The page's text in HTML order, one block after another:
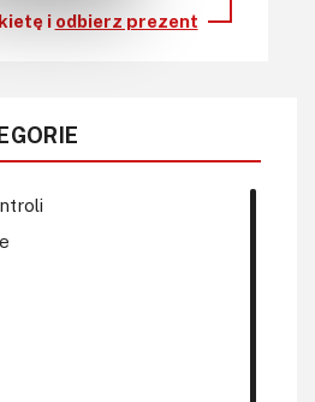
i odbierz prezent